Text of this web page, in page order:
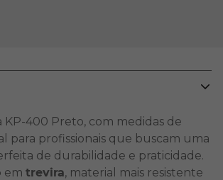
KP-400 Preto, com medidas de
para profissionais que buscam uma
de durabilidade e praticidade.
em trevira, material mais resistente